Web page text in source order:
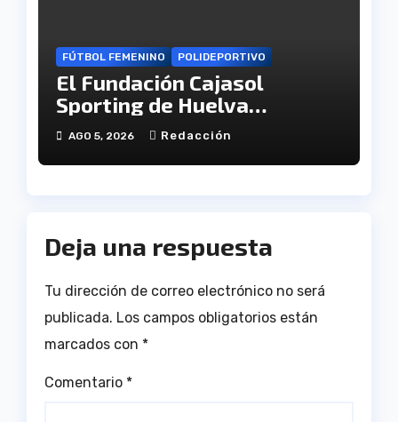
FÚTBOL FEMENINO POLIDEPORTIVO
El Fundación Cajasol
Sporting de Huelva
disputará la Copa de
Andalucía en el Estadio
Antonio Toledo Sánchez
AGO 5, 2026 Redacción
Deja una respuesta
Tu dirección de correo electrónico no será
publicada. Los campos obligatorios están
marcados con *
Comentario *